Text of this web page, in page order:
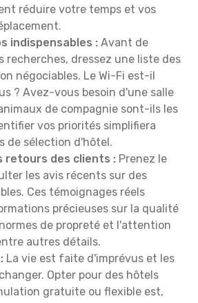
réduire votre temps et vos
indispensables : Avant de
recherches, dressez une liste des
négociables. Le Wi-Fi est-il
? Avez-vous besoin d'une salle
de compagnie sont-ils les
vos priorités simplifiera
de sélection d'hôtel.
retours des clients : Prenez le
les avis récents sur des
Ces témoignages réels
précieuses sur la qualité
de propreté et l'attention
autres détails.
La vie est faite d'imprévus et les
Opter pour des hôtels
gratuite ou flexible est,